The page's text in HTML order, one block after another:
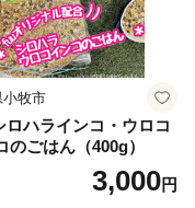
たい為、同じ商品
ださい。
がおこなっており
いたします。
小牧市
ロハラインコ・ウロコ
のごはん（400g）
3,000円